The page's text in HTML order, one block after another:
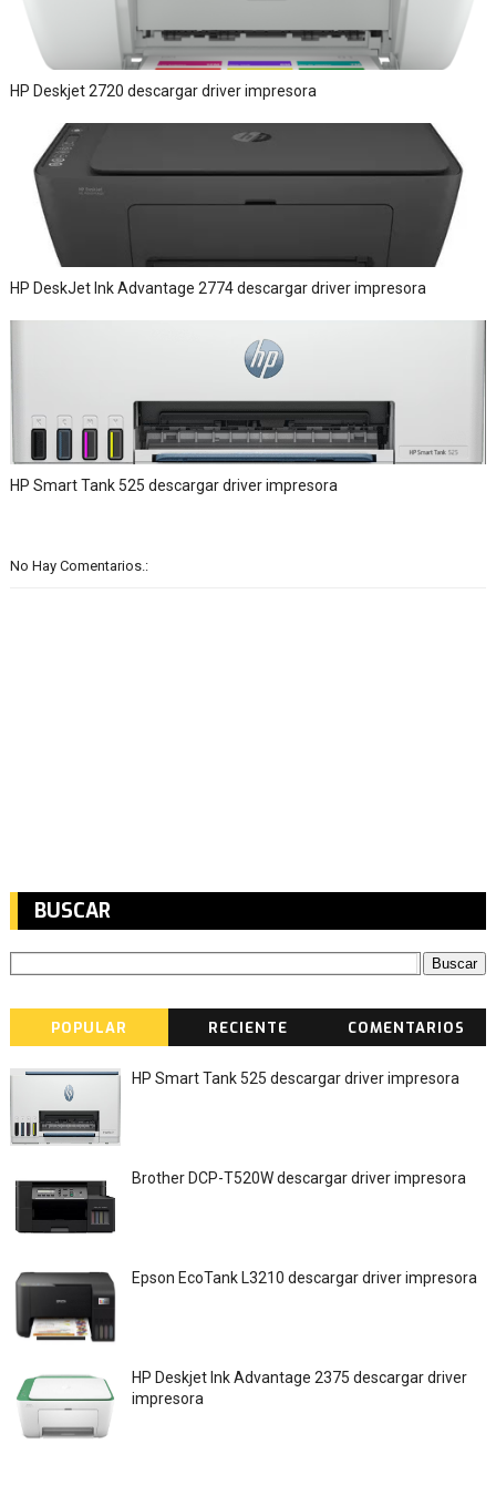
HP Deskjet 2720 descargar driver impresora
HP DeskJet Ink Advantage 2774 descargar driver impresora
HP Smart Tank 525 descargar driver impresora
No Hay Comentarios.:
BUSCAR
POPULAR RECIENTE COMENTARIOS
HP Smart Tank 525 descargar driver impresora
Brother DCP-T520W descargar driver impresora
Epson EcoTank L3210 descargar driver impresora
HP Deskjet Ink Advantage 2375 descargar driver
impresora